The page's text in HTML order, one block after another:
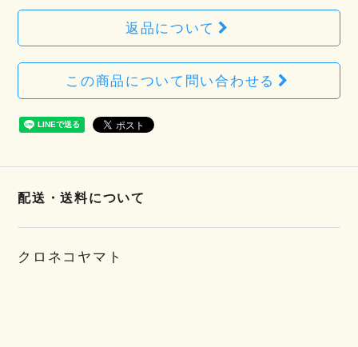
返品について
この商品について問い合わせる
配送・送料について
クロネコヤマト